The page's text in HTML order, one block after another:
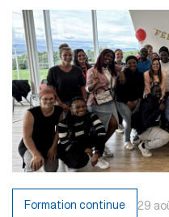
Formation continue 29